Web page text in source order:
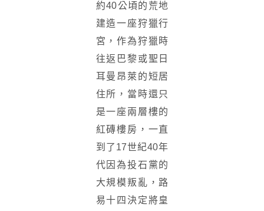
約40公頃的荒地
建造一座狩獵行
宮，作為狩獵時
往返巴黎或聖日
耳曼昂萊的短居
住所，當時還只
是一座兩層樓的
紅磚樓房，一直
到了17世紀40年
代因為投石黨的
大規模叛亂，路
易十四決定將皇